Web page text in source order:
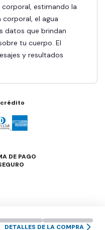
estimando la
corporal, el agua
datos que brindan
tu cuerpo. El
y resultados
DETALLES DE LA COMPRA
DE PAGO